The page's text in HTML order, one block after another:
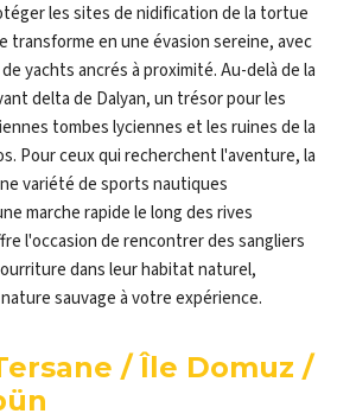
les sites de nidification de la tortue
transforme en une évasion sereine, avec
yachts ancrés à proximité. Au-delà de la
delta de Dalyan, un trésor pour les
tombes lyciennes et les ruines de la
Pour ceux qui recherchent l'aventure, la
variété de sports nautiques
marche rapide le long des rives
l'occasion de rencontrer des sangliers
dans leur habitat naturel,
sauvage à votre expérience.
/ Île Domuz /